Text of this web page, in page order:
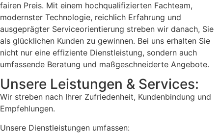
fairen Preis. Mit einem hochqualifizierten Fachteam,
modernster Technologie, reichlich Erfahrung und
ausgeprägter Serviceorientierung streben wir danach, Sie
als glücklichen Kunden zu gewinnen. Bei uns erhalten Sie
nicht nur eine effiziente Dienstleistung, sondern auch
umfassende Beratung und maßgeschneiderte Angebote.
Unsere Leistungen & Services:
Wir streben nach Ihrer Zufriedenheit, Kundenbindung und
Empfehlungen.
Unsere Dienstleistungen umfassen: